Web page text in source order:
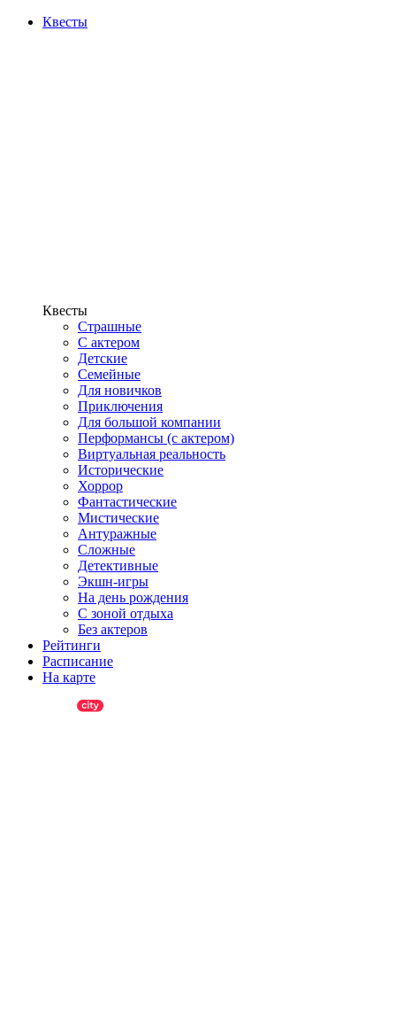
Квесты
Квесты
Страшные
С актером
Детские
Семейные
Для новичков
Приключения
Для большой компании
Перформансы (с актером)
Виртуальная реальность
Исторические
Хоррор
Фантастические
Мистические
Антуражные
Сложные
Детективные
Экшн-игры
На день рождения
С зоной отдыха
Без актеров
Рейтинги
Расписание
На карте